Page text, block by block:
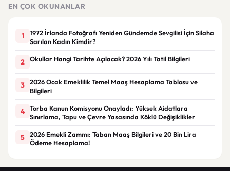
EN ÇOK OKUNANLAR
1
1972 İrlanda Fotoğrafı Yeniden Gündemde Sevgilisi İçin Silaha
Sarılan Kadın Kimdir?
2 Okullar Hangi Tarihte Açılacak? 2026 Yılı Tatil Bilgileri
3
2026 Ocak Emeklilik Temel Maaş Hesaplama Tablosu ve
Bilgileri
4
Torba Kanun Komisyonu Onayladı: Yüksek Aidatlara
Sınırlama, Tapu ve Çevre Yasasında Köklü Değişiklikler
5
2026 Emekli Zammı: Taban Maaş Bilgileri ve 20 Bin Lira
Ödeme Hesaplama!